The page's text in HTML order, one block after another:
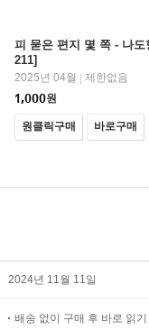
피 묻은 편지 몇 쪽 - 나
211]
2025년 04월
제한없음
1,000원
원클릭구매 바로구매
2024년 11월 11일
배송 없이 구매 후 바로 읽기